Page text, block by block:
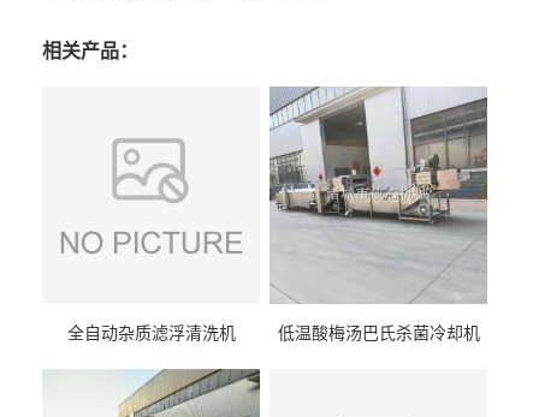
相关产品：
全自动杂质滤浮清洗机 低温酸梅汤巴氏杀菌冷却机